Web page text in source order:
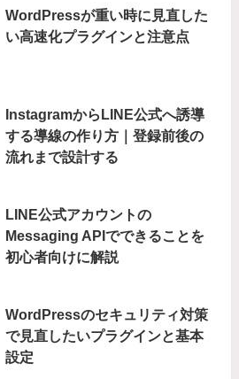
WordPressが重い時に見直した
い高速化プラグインと注意点
InstagramからLINE公式へ誘導
する導線の作り方｜登録前後の
流れまで設計する
LINE公式アカウントの
Messaging APIでできることを
初心者向けに解説
WordPressのセキュリティ対策
で見直したいプラグインと基本
設定